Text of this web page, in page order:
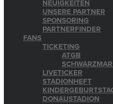
NEUIGKEITEN
UNSERE PARTNER
SPONSORING
PARTNERFINDER
FANS
TICKETING
ATGB
LIVETICKER
STADIONHEFT
DONAUSTADION